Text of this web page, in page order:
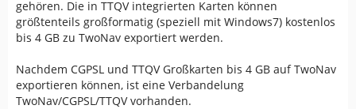
gehören. Die in TTQV integrierten Karten können
größtenteils großformatig (speziell mit Windows7) kostenlos
bis 4 GB zu TwoNav exportiert werden.
Nachdem CGPSL und TTQV Großkarten bis 4 GB auf TwoNav
exportieren können, ist eine Verbandelung
TwoNav/CGPSL/TTQV vorhanden.